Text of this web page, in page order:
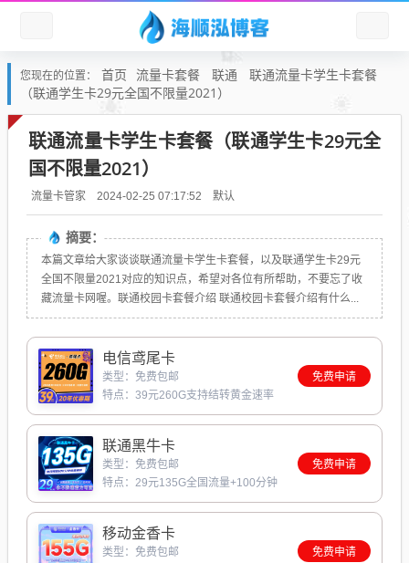
您现在的位置： 首页 流量卡套餐 联通
联通流量卡学生卡套餐
（联通学生卡29元全国不限量2021）
联通流量卡学生卡套餐（联通学生卡29元全
国不限量2021）
流量卡管家 2024-02-25 07:17:52 默认
摘要：
本篇文章给大家谈谈联通流量卡学生卡套餐，以及联通学生卡29元
全国不限量2021对应的知识点，希望对各位有所帮助，不要忘了收
藏流量卡网喔。联通校园卡套餐介绍 联通校园卡套餐介绍有什么...
电信鸢尾卡
类型：免费包邮
特点：39元260G支持结转黄金速率
免费申请
联通黑牛卡
类型：免费包邮
特点：29元135G全国流量+100分钟
免费申请
移动金香卡
类型：免费包邮
免费申请